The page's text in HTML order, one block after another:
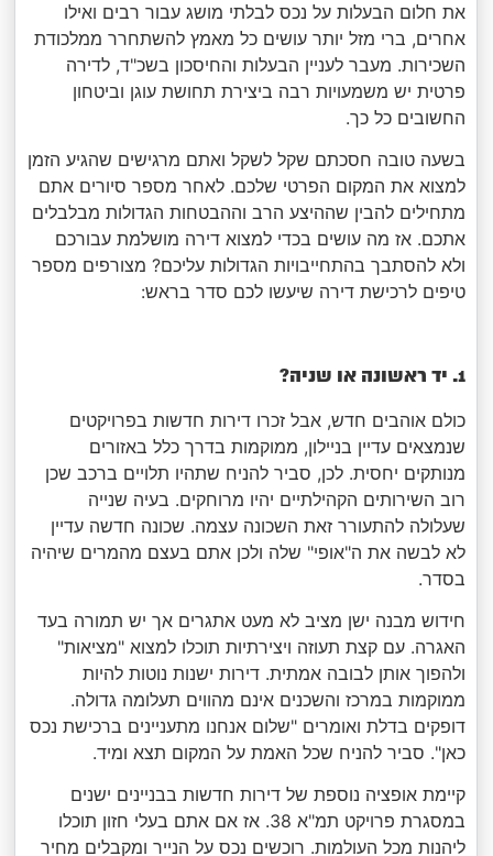
את חלום הבעלות על נכס לבלתי מושג עבור רבים ואילו
אחרים, ברי מזל יותר עושים כל מאמץ להשתחרר ממלכודת
השכירות. מעבר לעניין הבעלות והחיסכון בשכ"ד, לדירה
פרטית יש משמעויות רבה ביצירת תחושת עוגן וביטחון
החשובים כל כך.
בשעה טובה חסכתם שקל לשקל ואתם מרגישים שהגיע הזמן
למצוא את המקום הפרטי שלכם. לאחר מספר סיורים אתם
מתחילים להבין שההיצע הרב וההבטחות הגדולות מבלבלים
אתכם. אז מה עושים בכדי למצוא דירה מושלמת עבורכם
ולא להסתבך בהתחייבויות הגדולות עליכם? מצורפים מספר
טיפים לרכישת דירה שיעשו לכם סדר בראש:
1. יד ראשונה או שניה?
כולם אוהבים חדש, אבל זכרו דירות חדשות בפרויקטים
שנמצאים עדיין בניילון, ממוקמות בדרך כלל באזורים
מנותקים יחסית. לכן, סביר להניח שתהיו תלויים ברכב שכן
רוב השירותים הקהילתיים יהיו מרוחקים. בעיה שנייה
שעלולה להתעורר זאת השכונה עצמה. שכונה חדשה עדיין
לא לבשה את ה"אופי" שלה ולכן אתם בעצם מהמרים שיהיה
בסדר.
חידוש מבנה ישן מציב לא מעט אתגרים אך יש תמורה בעד
האגרה. עם קצת תעוזה ויצירתיות תוכלו למצוא "מציאות"
ולהפוך אותן לבובה אמתית. דירות ישנות נוטות להיות
ממוקמות במרכז והשכנים אינם מהווים תעלומה גדולה.
דופקים בדלת ואומרים "שלום אנחנו מתעניינים ברכישת נכס
כאן". סביר להניח שכל האמת על המקום תצא ומיד.
קיימת אופציה נוספת של דירות חדשות בבניינים ישנים
במסגרת פרויקט תמ"א 38. אז אם אתם בעלי חזון תוכלו
ליהנות מכל העולמות. רוכשים נכס על הנייר ומקבלים מחיר